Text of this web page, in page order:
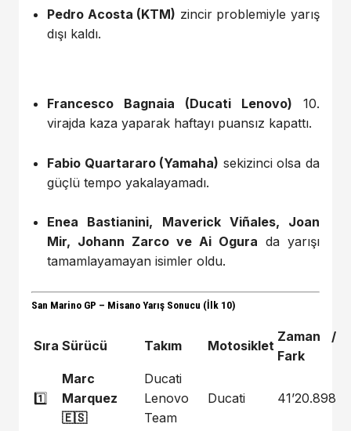
Pedro Acosta (KTM) zincir problemiyle yarış
dışı kaldı.
Francesco Bagnaia (Ducati Lenovo) 10.
virajda kaza yaparak haftayı puansız kapattı.
Fabio Quartararo (Yamaha) sekizinci olsa da
güçlü tempo yakalayamadı.
Enea Bastianini, Maverick Viñales, Joan
Mir, Johann Zarco ve Ai Ogura da yarışı
tamamlayamayan isimler oldu.
San Marino GP – Misano Yarış Sonucu (İlk 10)
Sıra Sürücü Takım Motosiklet
Zaman /
Fark
1️⃣
Marc
Marquez
🇪🇸
Ducati
Lenovo
Team
Ducati 41’20.898